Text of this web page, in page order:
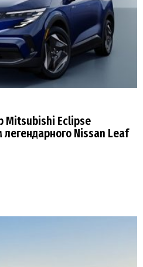
Mitsubishi Eclipse
Nissan Leaf